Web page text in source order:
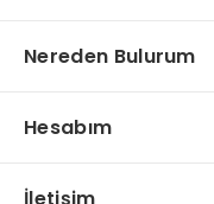
Nereden Bulurum
Hesabım